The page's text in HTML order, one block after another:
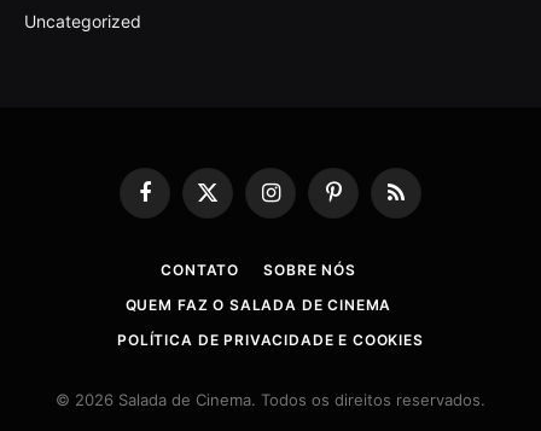
Uncategorized
Facebook
X
(Twitter)
InstagramPinterestRSS
CONTATO
SOBRE NÓS
QUEM FAZ O SALADA DE CINEMA
POLÍTICA DE PRIVACIDADE E COOKIES
© 2026 Salada de Cinema. Todos os direitos reservados.